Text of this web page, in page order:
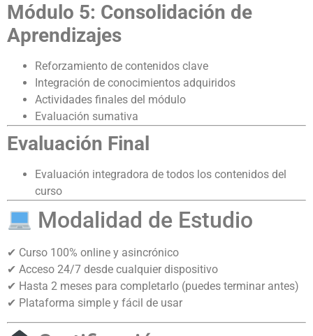
Módulo 5: Consolidación de
Aprendizajes
Reforzamiento de contenidos clave
Integración de conocimientos adquiridos
Actividades finales del módulo
Evaluación sumativa
Evaluación Final
Evaluación integradora de todos los contenidos del
curso
Modalidad de Estudio
✔ Curso 100% online y asincrónico
✔ Acceso 24/7 desde cualquier dispositivo
✔ Hasta 2 meses para completarlo (puedes terminar antes)
✔ Plataforma simple y fácil de usar